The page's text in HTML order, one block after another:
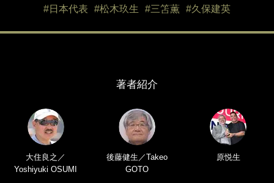
#日本代表
#松木玖生 #三笘薫 #久保建英
著者紹介
大住良之／
Yoshiyuki OSUMI
後藤健生／Takeo
GOTO
原悦生